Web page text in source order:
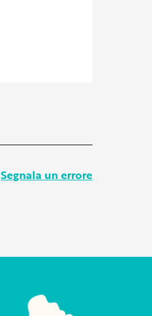
Segnala un errore